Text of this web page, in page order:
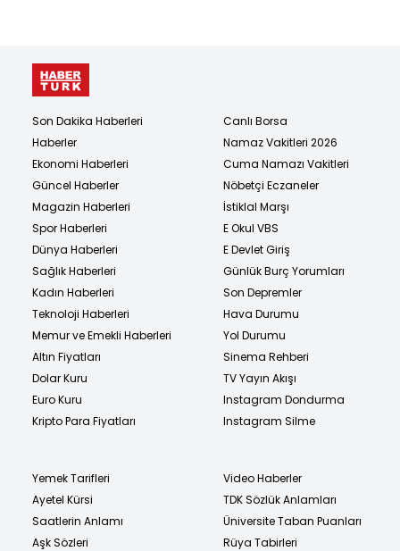
Son Dakika Haberleri
Haberler
Ekonomi Haberleri
Güncel Haberler
Magazin Haberleri
Spor Haberleri
Dünya Haberleri
Sağlık Haberleri
Kadın Haberleri
Teknoloji Haberleri
Memur ve Emekli Haberleri
Altın Fiyatları
Dolar Kuru
Euro Kuru
Kripto Para Fiyatları
Canlı Borsa
Namaz Vakitleri 2026
Cuma Namazı Vakitleri
Nöbetçi Eczaneler
İstiklal Marşı
E Okul VBS
E Devlet Giriş
Günlük Burç Yorumları
Son Depremler
Hava Durumu
Yol Durumu
Sinema Rehberi
TV Yayın Akışı
Instagram Dondurma
Instagram Silme
Yemek Tarifleri
Ayetel Kürsi
Saatlerin Anlamı
Aşk Sözleri
Video Haberler
TDK Sözlük Anlamları
Üniversite Taban Puanları
Rüya Tabirleri